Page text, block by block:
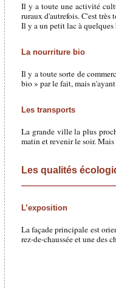
Il y a toute une activité
ruraux d'autrefois. C'est
Il y a un petit lac à
La nourriture bio
Il y a toute sorte de
bio » par le fait, mais
Les transports
La grande ville la plus
matin et revenir le soir.
Les qualités
L’exposition
La façade principale est
rez-de-chaussée et une des